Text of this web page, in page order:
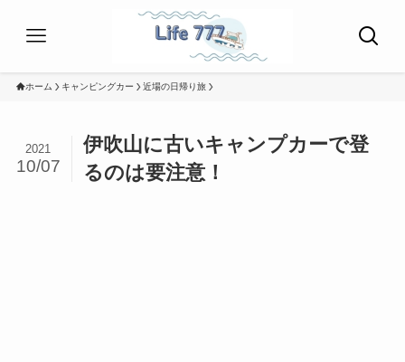
ホーム キャンピングカー 近場の日帰り旅
伊吹山に古いキャンプカーで登
るのは要注意！
2021
10/07